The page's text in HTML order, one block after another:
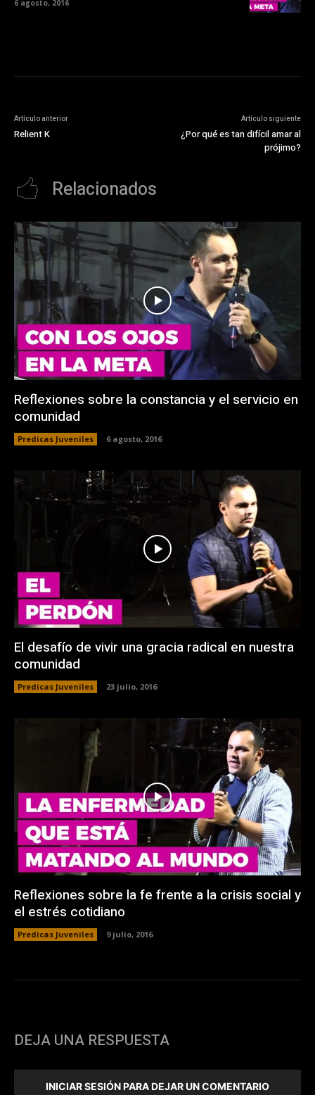
6 agosto, 2016
Artículo anterior
Relient K
Artículo siguiente
¿Por qué es tan difícil amar al
prójimo?
Relacionados
Reflexiones sobre la constancia y el servicio en
comunidad
Predicas Juveniles 6 agosto, 2016
El desafío de vivir una gracia radical en nuestra
comunidad
Predicas Juveniles 23 julio, 2016
Reflexiones sobre la fe frente a la crisis social y
el estrés cotidiano
Predicas Juveniles 9 julio, 2016
DEJA UNA RESPUESTA
INICIAR SESIÓN PARA DEJAR UN COMENTARIO